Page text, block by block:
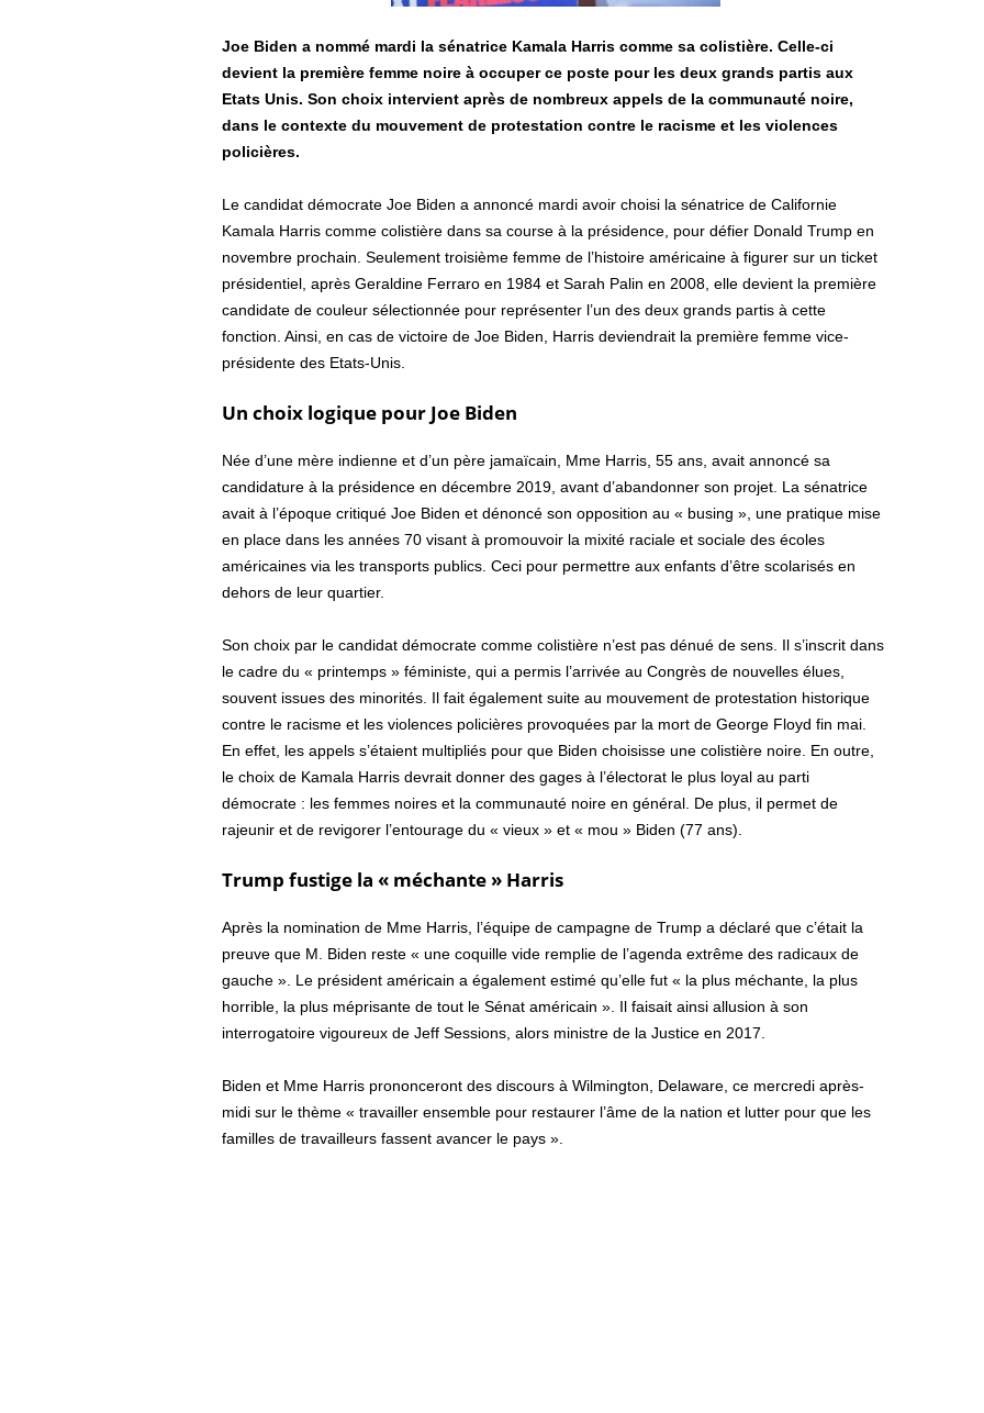
Joe Biden a nommé mardi la sénatrice Kamala Harris comme sa colistière. Celle-ci
devient la première femme noire à occuper ce poste pour les deux grands partis aux
Etats Unis. Son choix intervient après de nombreux appels de la communauté noire,
dans le contexte du mouvement de protestation contre le racisme et les violences
policières.
Le candidat démocrate Joe Biden a annoncé mardi avoir choisi la sénatrice de Californie
Kamala Harris comme colistière dans sa course à la présidence, pour défier Donald Trump en
novembre prochain. Seulement troisième femme de l’histoire américaine à figurer sur un ticket
présidentiel, après Geraldine Ferraro en 1984 et Sarah Palin en 2008, elle devient la première
candidate de couleur sélectionnée pour représenter l’un des deux grands partis à cette
fonction. Ainsi, en cas de victoire de Joe Biden, Harris deviendrait la première femme vice-
présidente des Etats-Unis.
Un choix logique pour Joe Biden
Née d’une mère indienne et d’un père jamaïcain, Mme Harris, 55 ans, avait annoncé sa
candidature à la présidence en décembre 2019, avant d’abandonner son projet. La sénatrice
avait à l’époque critiqué Joe Biden et dénoncé son opposition au « busing », une pratique mise
en place dans les années 70 visant à promouvoir la mixité raciale et sociale des écoles
américaines via les transports publics. Ceci pour permettre aux enfants d’être scolarisés en
dehors de leur quartier.
Son choix par le candidat démocrate comme colistière n’est pas dénué de sens. Il s’inscrit dans
le cadre du « printemps » féministe, qui a permis l’arrivée au Congrès de nouvelles élues,
souvent issues des minorités. Il fait également suite au mouvement de protestation historique
contre le racisme et les violences policières provoquées par la mort de George Floyd fin mai.
En effet, les appels s’étaient multipliés pour que Biden choisisse une colistière noire. En outre,
le choix de Kamala Harris devrait donner des gages à l’électorat le plus loyal au parti
démocrate : les femmes noires et la communauté noire en général. De plus, il permet de
rajeunir et de revigorer l’entourage du « vieux » et « mou » Biden (77 ans).
Trump fustige la « méchante » Harris
Après la nomination de Mme Harris, l’équipe de campagne de Trump a déclaré que c’était la
preuve que M. Biden reste « une coquille vide remplie de l’agenda extrême des radicaux de
gauche ». Le président américain a également estimé qu’elle fut « la plus méchante, la plus
horrible, la plus méprisante de tout le Sénat américain ». Il faisait ainsi allusion à son
interrogatoire vigoureux de Jeff Sessions, alors ministre de la Justice en 2017.
Biden et Mme Harris prononceront des discours à Wilmington, Delaware, ce mercredi après-
midi sur le thème « travailler ensemble pour restaurer l’âme de la nation et lutter pour que les
familles de travailleurs fassent avancer le pays ».